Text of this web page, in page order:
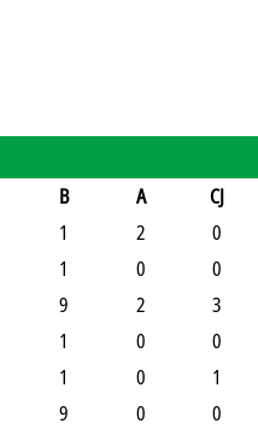
B A CJ
1 2 0
1 0 0
9 2 3
1 0 0
1 0 1
9 0 0